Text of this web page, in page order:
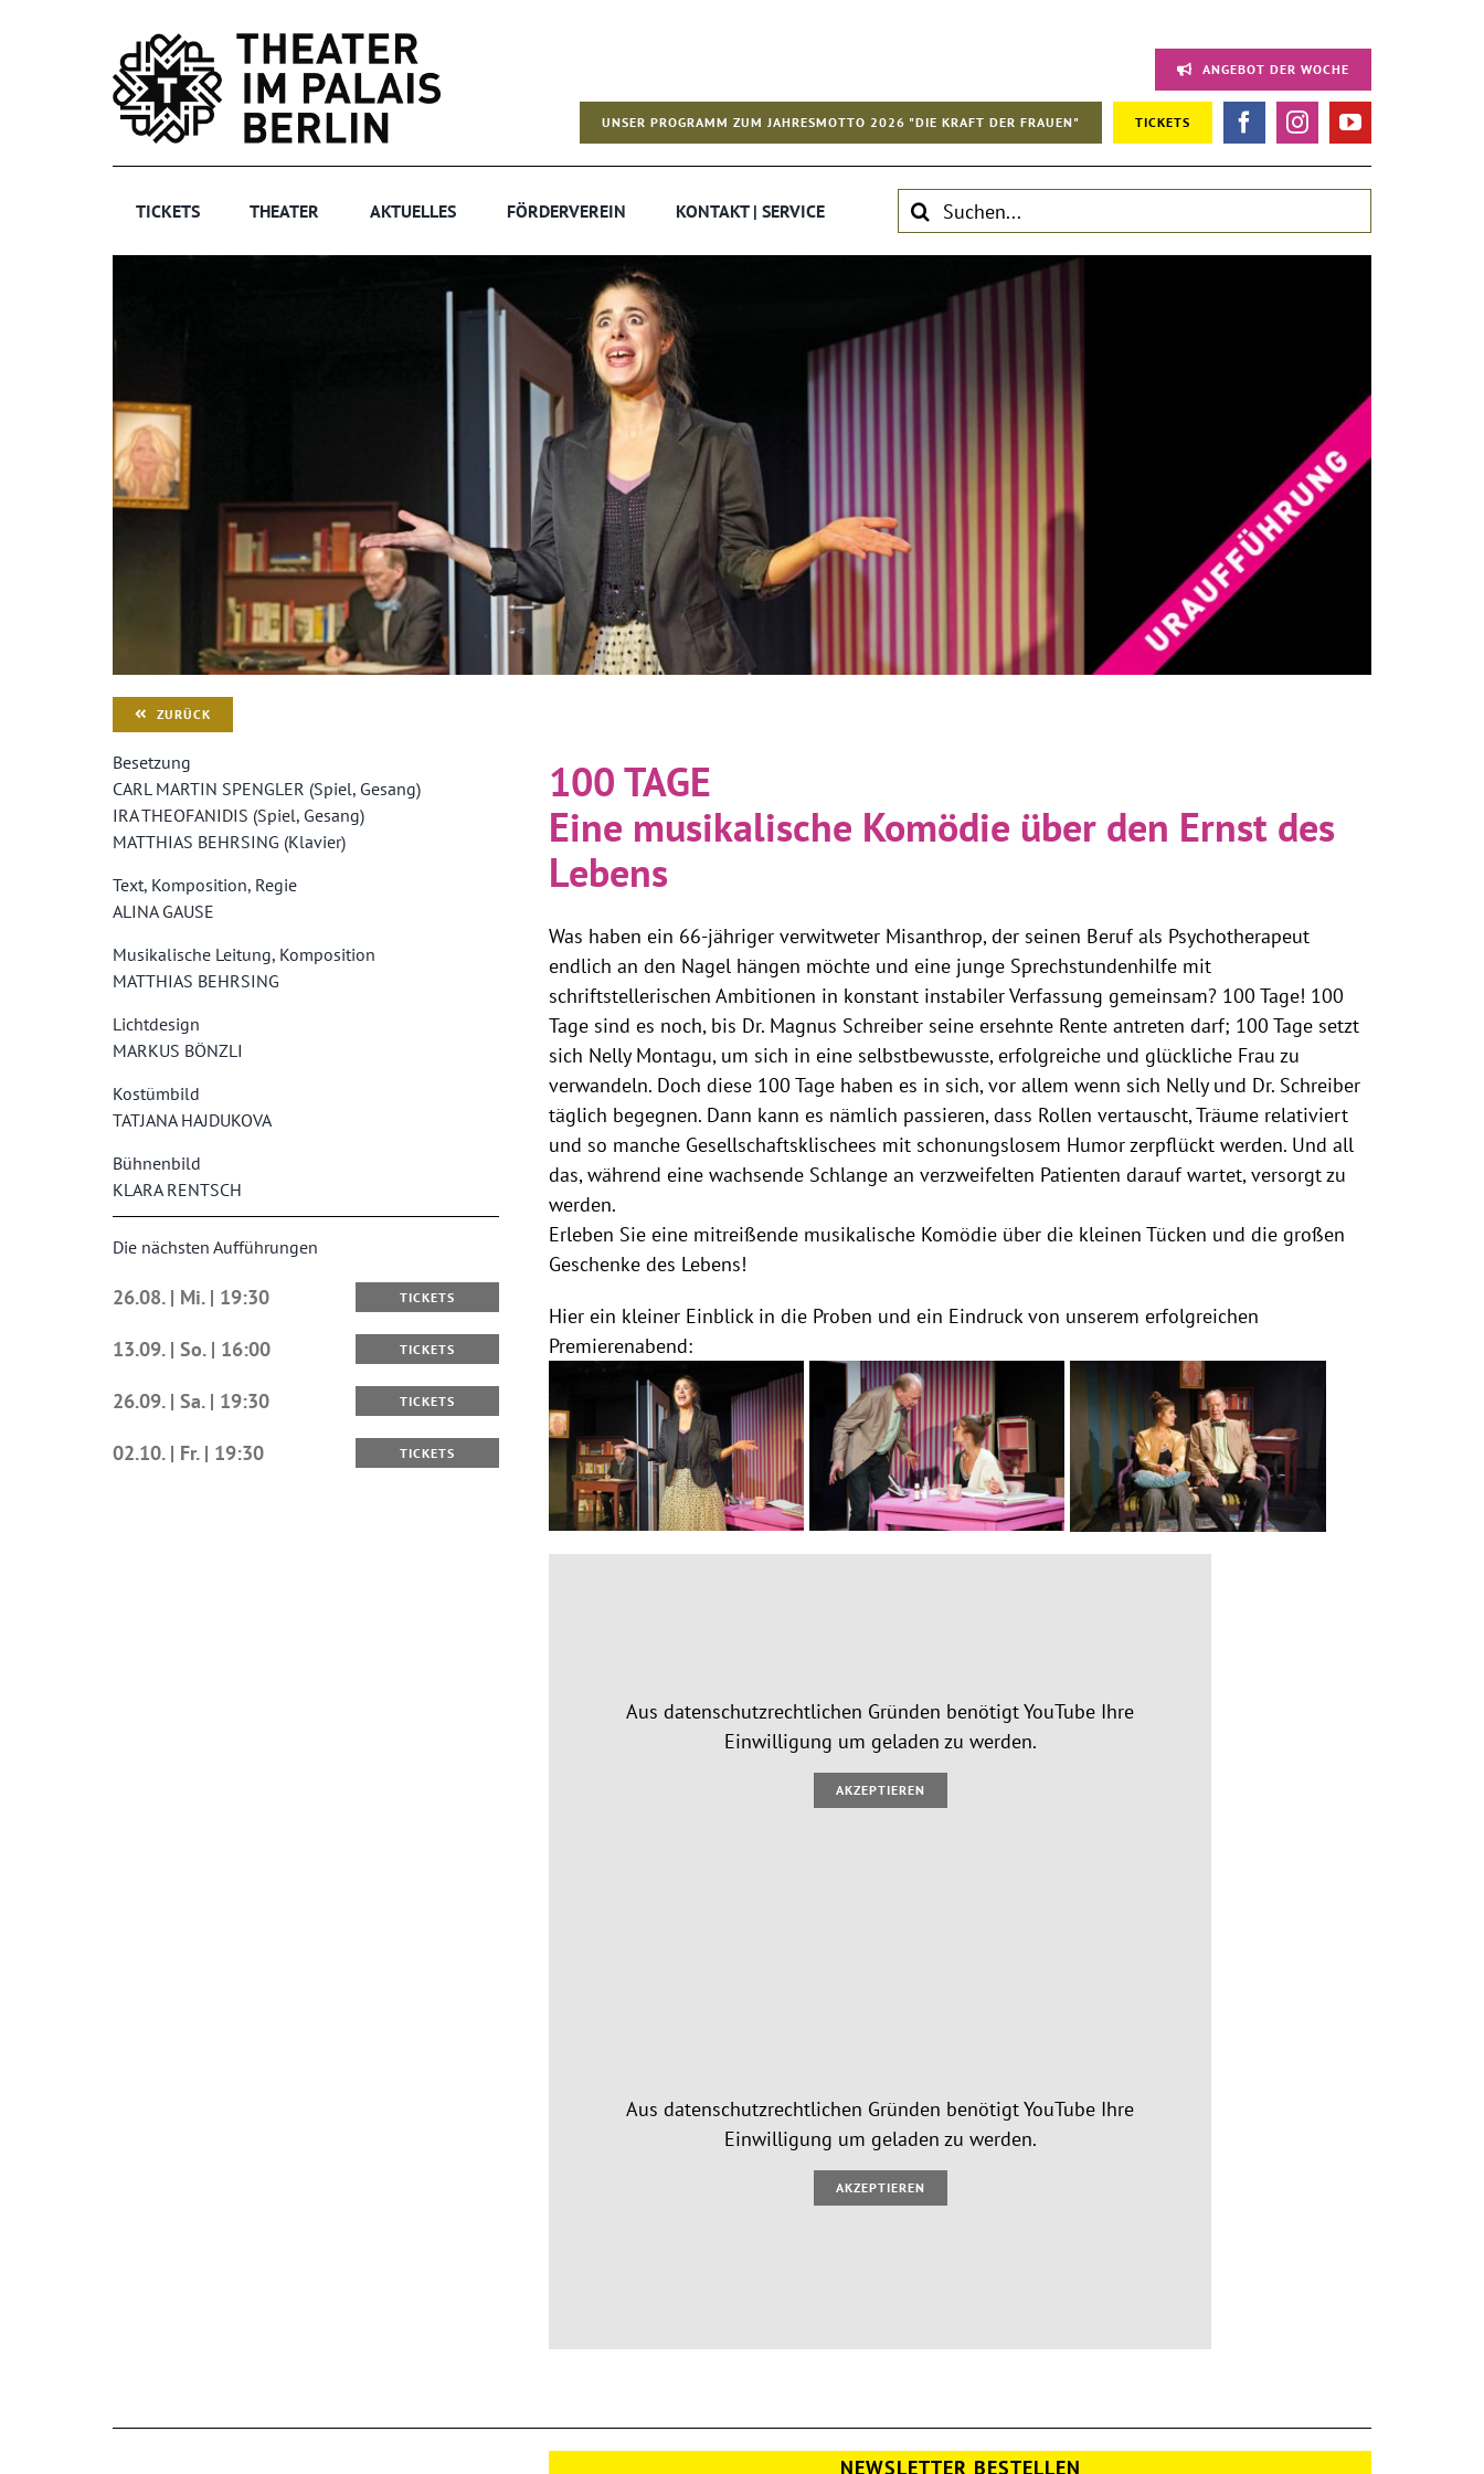
ANGEBOT DER WOCHE
UNSER PROGRAMM ZUM JAHRESMOTTO 2026 "DIE KRAFT DER FRAUEN" TICKETS
TICKETS THEATER AKTUELLES FÖRDERVEREIN KONTAKT | SERVICE
Suche
nach:
ZURÜCK
Besetzung
CARL MARTIN SPENGLER (Spiel, Gesang)
IRA THEOFANIDIS (Spiel, Gesang)
MATTHIAS BEHRSING (Klavier)
Text, Komposition, Regie
ALINA GAUSE
Musikalische Leitung, Komposition
MATTHIAS BEHRSING
Lichtdesign
MARKUS BÖNZLI
Kostümbild
TATJANA HAJDUKOVA
Bühnenbild
KLARA RENTSCH
Die nächsten Aufführungen
26.08. | Mi. | 19:30 TICKETS
13.09. | So. | 16:00 TICKETS
26.09. | Sa. | 19:30 TICKETS
02.10. | Fr. | 19:30 TICKETS
100 TAGE
Eine musikalische Komödie über den Ernst des
Lebens
Was haben ein 66-jähriger verwitweter Misanthrop, der seinen Beruf als Psychotherapeut
endlich an den Nagel hängen möchte und eine junge Sprechstundenhilfe mit
schriftstellerischen Ambitionen in konstant instabiler Verfassung gemeinsam? 100 Tage! 100
Tage sind es noch, bis Dr. Magnus Schreiber seine ersehnte Rente antreten darf; 100 Tage setzt
sich Nelly Montagu, um sich in eine selbstbewusste, erfolgreiche und glückliche Frau zu
verwandeln. Doch diese 100 Tage haben es in sich, vor allem wenn sich Nelly und Dr. Schreiber
täglich begegnen. Dann kann es nämlich passieren, dass Rollen vertauscht, Träume relativiert
und so manche Gesellschaftsklischees mit schonungslosem Humor zerpflückt werden. Und all
das, während eine wachsende Schlange an verzweifelten Patienten darauf wartet, versorgt zu
werden.
Erleben Sie eine mitreißende musikalische Komödie über die kleinen Tücken und die großen
Geschenke des Lebens!
Hier ein kleiner Einblick in die Proben und ein Eindruck von unserem erfolgreichen
Premierenabend:
Aus datenschutzrechtlichen Gründen benötigt YouTube Ihre
Einwilligung um geladen zu werden.
AKZEPTIEREN
Aus datenschutzrechtlichen Gründen benötigt YouTube Ihre
Einwilligung um geladen zu werden.
AKZEPTIEREN
NEWSLETTER BESTELLEN